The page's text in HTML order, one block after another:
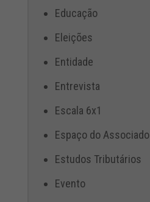
Educação
Eleições
Entidade
Entrevista
Escala 6x1
Espaço do Associado
Estudos Tributários
Evento